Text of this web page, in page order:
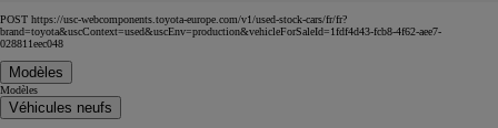
POST https://usc-webcomponents.toyota-europe.com/v1/used-stock-cars/fr/fr?
brand=toyota&uscContext=used&uscEnv=production&vehicleForSaleId=1fdf4d43-fcb8-4f62-aee7-
028811eec048
Modèles
Modèles
Véhicules neufs